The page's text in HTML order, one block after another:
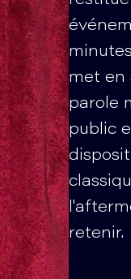
met en
parole
public
retenir.